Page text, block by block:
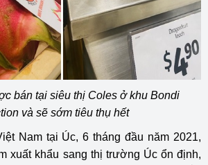
bán tại siêu thị Coles ở khu Bondi
và sẽ sớm tiêu thụ hết
Nam tại Úc, 6 tháng đầu năm 2021,
xuất khẩu sang thị trường Úc ổn định,